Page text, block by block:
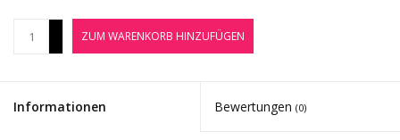
Jobbörse
Marken
ZUM WARENKORB HINZUFÜGEN
Informationen Bewertungen (0)